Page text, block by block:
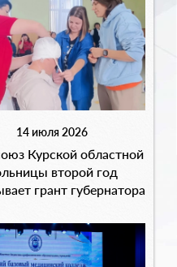
14 июля 2026
Курской областной
второй год
грант губернатора